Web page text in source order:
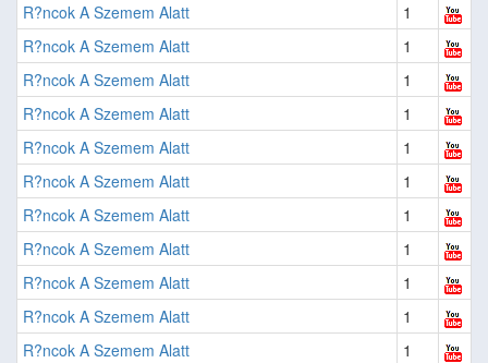
R?ncok A Szemem Alatt
1
R?ncok A Szemem Alatt
1
R?ncok A Szemem Alatt
1
R?ncok A Szemem Alatt
1
R?ncok A Szemem Alatt
1
R?ncok A Szemem Alatt
1
R?ncok A Szemem Alatt
1
R?ncok A Szemem Alatt
1
R?ncok A Szemem Alatt
1
R?ncok A Szemem Alatt
1
R?ncok A Szemem Alatt
1